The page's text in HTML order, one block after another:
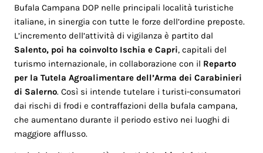
Bufala Campana DOP nelle principali località turistiche
italiane, in sinergia con tutte le forze dell’ordine preposte.
L’incremento dell’attività di vigilanza è partito dal
Salento, poi ha coinvolto Ischia e Capri, capitali del
turismo internazionale, in collaborazione con il Reparto
per la Tutela Agroalimentare dell’Arma dei Carabinieri
di Salerno. Così si intende tutelare i turisti-consumatori
dai rischi di frodi e contraffazioni della bufala campana,
che aumentano durante il periodo estivo nei luoghi di
maggiore afflusso.